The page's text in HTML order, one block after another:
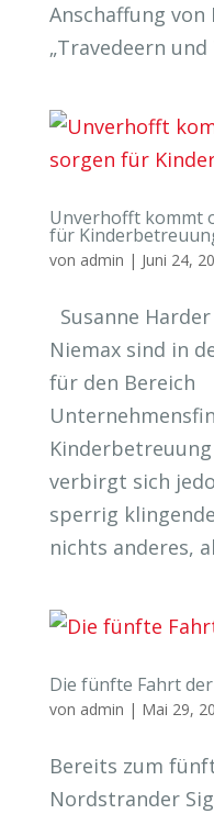
Anschaffung von
„Travedeern und
Unverhofft kommt
für
von admin | Juni 24,
Susanne
Niemax sind in
für den Bereich
verbirgt sich
sperrig
nichts anderes,
Die fünfte Fahrt
von admin | Mai 29,
Bereits zum
Nordstrander